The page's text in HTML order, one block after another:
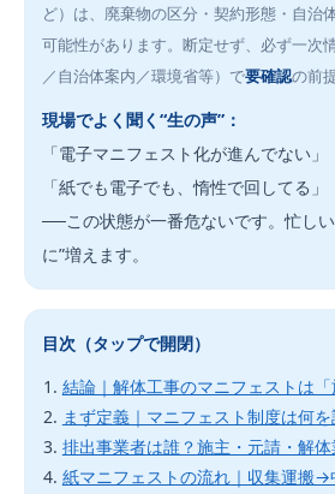
ど）は、廃棄物の区分・契約形態・自治
可能性があります。断定せず、必ず一次
／自治体案内／環境省等）で要確認の前
現場でよく聞く“生の声”：
「電子マニフェスト化が進んでない」
「紙でも電子でも、惰性で回してる」
──この状態が一番危ないです。忙し
に”増えます。
目次（タップで開閉）
結論｜解体工事のマニフェストは「
まず定義｜マニフェスト制度は何
排出事業者は誰？施主・元請・解
紙マニフェストの流れ｜収集運搬